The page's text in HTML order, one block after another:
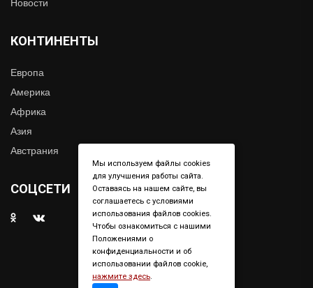
Новости
КОНТИНЕНТЫ
Европа
Америка
Африка
Азия
Австрания
СОЦСЕТИ
Мы используем файлы cookies
для улучшения работы сайта.
Оставаясь на нашем сайте, вы
соглашаетесь с условиями
использования файлов cookies.
Чтобы ознакомиться с нашими
Положениями о
конфиденциальности и об
использовании файлов cookie,
нажмите здесь.